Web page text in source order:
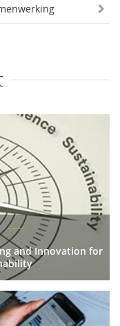
and Innovation for